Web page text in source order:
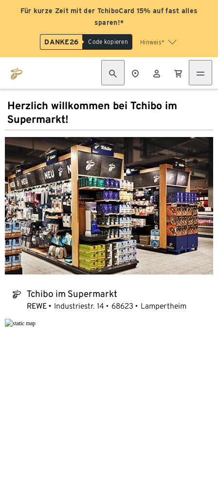
Für kurze Zeit mit der TchiboCard 15% auf fast alles
sparen!*
DANKE26 Code kopieren Hinweis*
Herzlich willkommen bei Tchibo im
Supermarkt!
tchibo_logo Tchibo im Supermarkt
REWE Industriestr. 14 68623 Lampertheim